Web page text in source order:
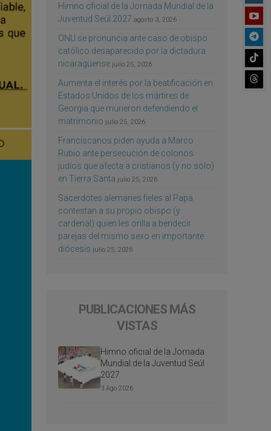
Himno oficial de la Jornada Mundial de la
Juventud Seúl 2027 agosto 3, 2026
ONU se pronuncia ante caso de obispo
católico desaparecido por la dictadura
nicaragüense julio 25, 2026
Aumenta el interés por la beatificación en
Estados Unidos de los mártires de
Georgia que murieron defendiendo el
matrimonio julio 25, 2026
Franciscanos piden ayuda a Marco
Rubio ante persecución de colonos
judíos que afecta a cristianos (y no sólo)
en Tierra Santa julio 25, 2026
Sacerdotes alemanes fieles al Papa
contestan a su propio obispo (y
cardenal) quien les orilla a bendecir
parejas del mismo sexo en importante
diócesis julio 25, 2026
PUBLICACIONES MÁS
VISTAS
Himno oficial de la Jornada
Mundial de la Juventud Seúl
2027
3 Ago 2026